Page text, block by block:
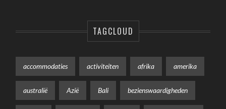
TAGCLOUD
accommodaties activiteiten afrika amerika
australië Azië Bali bezienswaardigheden